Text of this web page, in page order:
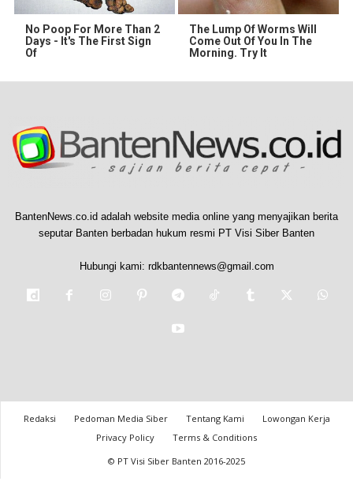
No Poop For More Than 2
Days - It's The First Sign
Of
The Lump Of Worms Will
Come Out Of You In The
Morning. Try It
BantenNews.co.id adalah website media online yang menyajikan berita
seputar Banten berbadan hukum resmi PT Visi Siber Banten
Hubungi kami: rdkbantennews@gmail.com
Redaksi Pedoman Media Siber Tentang Kami
Lowongan Kerja
Privacy Policy
Terms & Conditions
© PT Visi Siber Banten 2016-2025